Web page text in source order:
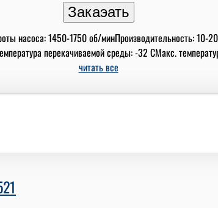
насоса: 1450-1750 об/минПроизводительность: 10-
перекачиваемой среды: -32 СМакс.
читать все